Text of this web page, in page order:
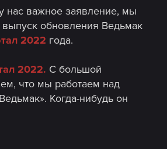
нас важное заявление, мы
обновления Ведьмак
2022 года.
2022. С большой
что мы работаем над
Когда-нибудь он